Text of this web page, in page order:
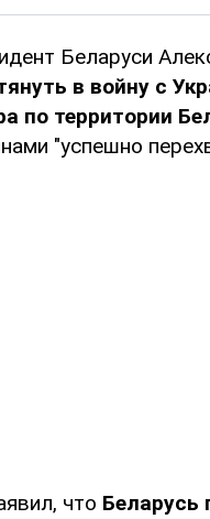
Беларуси
в войну с
по территории
"успешно
что Беларусь